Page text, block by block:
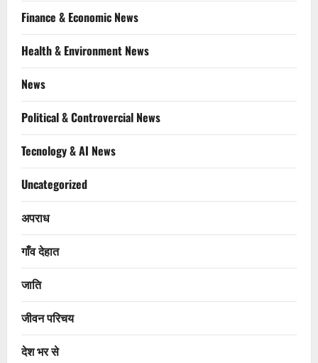
Finance & Economic News
Health & Environment News
News
Political & Controvercial News
Tecnology & AI News
Uncategorized
अपराध
गाँव देहात
जाति
जीवन परिचय
देश भर से